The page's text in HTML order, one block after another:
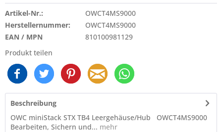
Artikel-Nr.:
OWCT4MS9000
Herstellernummer:
OWCT4MS9000
EAN / MPN
810100981129
Produkt teilen
Beschreibung
OWC miniStack STX TB4 Leergehäuse/Hub OWCT4MS9000
Bearbeiten, Sichern und... mehr